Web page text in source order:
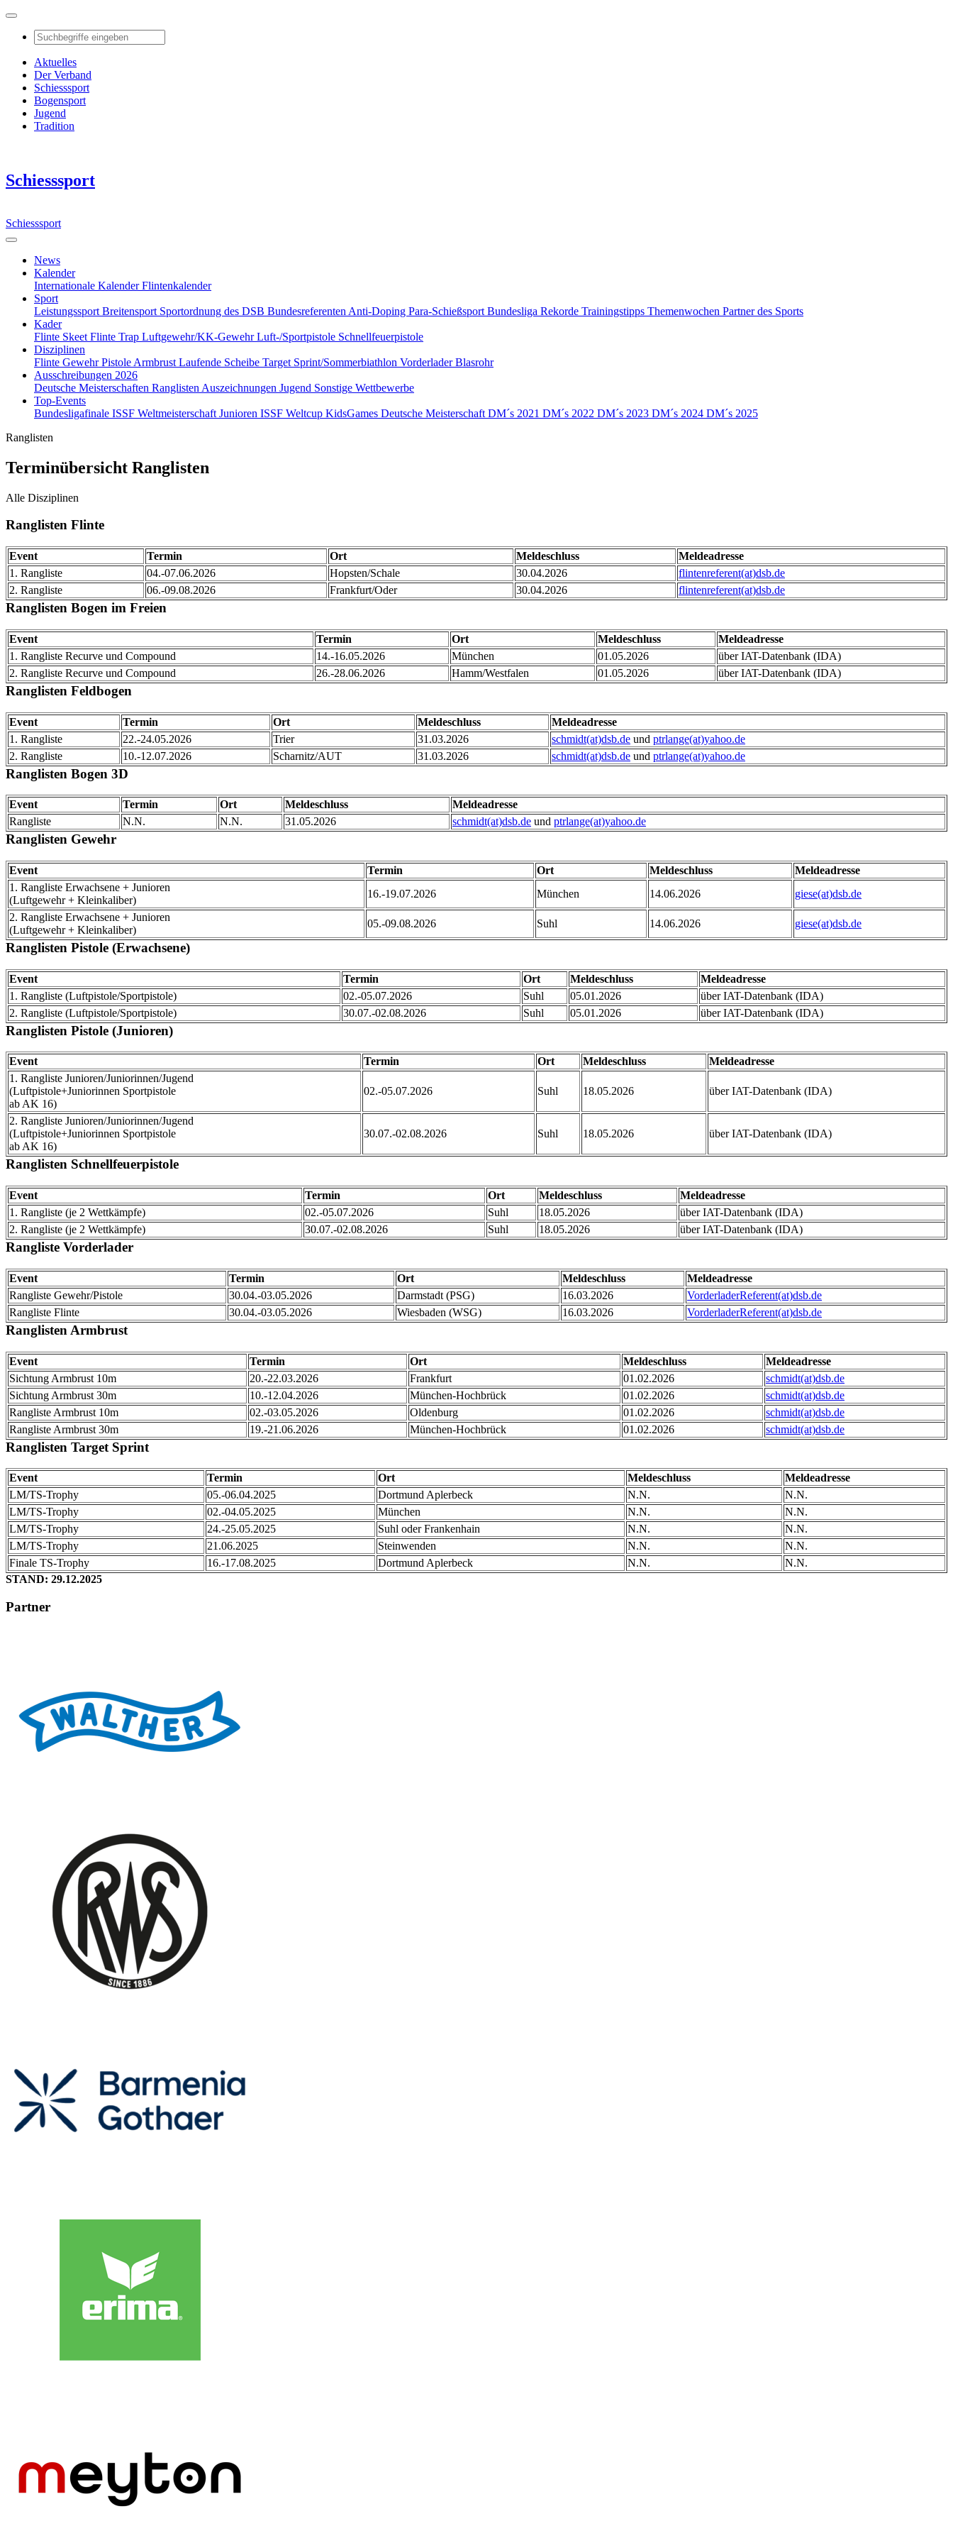
Aktuelles
Der Verband
Schiesssport
Bogensport
Jugend
Tradition
Schiesssport
Schiesssport
News
Kalender
Internationale KalenderFlintenkalender
Sport
Leistungssport Breitensport Sportordnung des DSB Bundesreferenten Anti-Doping Para-Schießsport Bundesliga Rekorde Trainingstipps Themenwochen Partner des Sports
Kader
Flinte Skeet Flinte Trap Luftgewehr/KK-GewehrLuft-/Sportpistole Schnellfeuerpistole
Disziplinen
Flinte GewehrPistole Armbrust Laufende Scheibe Target Sprint/Sommerbiathlon VorderladerBlasrohr
Ausschreibungen 2026
Deutsche Meisterschaften Ranglisten Auszeichnungen Jugend Sonstige Wettbewerbe
Top-Events
Bundesligafinale ISSF Weltmeisterschaft Junioren ISSF Weltcup KidsGames Deutsche Meisterschaft DM´s 2021 DM´s 2022 DM´s 2023 DM´s 2024 DM´s 2025
Ranglisten
Terminübersicht Ranglisten
Alle Disziplinen
Ranglisten Flinte
Event Termin Ort Meldeschluss
Meldeadresse
1. Rangliste
04.-07.06.2026 Hopsten/Schale 30.04.2026
flintenreferent(at)dsb.de
2. Rangliste
06.-09.08.2026 Frankfurt/Oder 30.04.2026 flintenreferent(at)dsb.de
Ranglisten Bogen im Freien
Event Termin Ort Meldeschluss
Meldeadresse
1. Rangliste Recurve und Compound
14.-16.05.2026 München 01.05.2026
über IAT-Datenbank (IDA)
2. Rangliste Recurve und Compound
26.-28.06.2026 Hamm/Westfalen 01.05.2026 über IAT-Datenbank (IDA)
Ranglisten Feldbogen
Event Termin Ort Meldeschluss
Meldeadresse
1. Rangliste
22.-24.05.2026 Trier 31.03.2026 schmidt(at)dsb.de und ptrlange(at)yahoo.de
2. Rangliste
10.-12.07.2026 Scharnitz/AUT 31.03.2026 schmidt(at)dsb.de und ptrlange(at)yahoo.de
Ranglisten Bogen 3D
Event Termin Ort Meldeschluss
Meldeadresse
Rangliste
N.N. N.N. 31.05.2026 schmidt(at)dsb.de und ptrlange(at)yahoo.de
Ranglisten Gewehr
Event Termin Ort Meldeschluss
Meldeadresse
1. Rangliste Erwachsene + Junioren
(Luftgewehr + Kleinkaliber)
16.-19.07.2026 München 14.06.2026
giese(at)dsb.de
2. Rangliste Erwachsene + Junioren
(Luftgewehr + Kleinkaliber)
05.-09.08.2026 Suhl 14.06.2026 giese(at)dsb.de
Ranglisten Pistole (Erwachsene)
Event Termin Ort Meldeschluss
Meldeadresse
1. Rangliste (Luftpistole/Sportpistole)
02.-05.07.2026 Suhl 05.01.2026
über IAT-Datenbank (IDA)
2. Rangliste (Luftpistole/Sportpistole)
30.07.-02.08.2026 Suhl 05.01.2026 über IAT-Datenbank (IDA)
Ranglisten Pistole (Junioren)
Event Termin Ort Meldeschluss
Meldeadresse
1. Rangliste Junioren/Juniorinnen/Jugend
(Luftpistole+Juniorinnen Sportpistole
ab AK 16)
02.-05.07.2026 Suhl 18.05.2026 über IAT-Datenbank (IDA)
2. Rangliste Junioren/Juniorinnen/Jugend
(Luftpistole+Juniorinnen Sportpistole
ab AK 16)
30.07.-02.08.2026 Suhl 18.05.2026 über IAT-Datenbank (IDA)
Ranglisten Schnellfeuerpistole
Event Termin Ort Meldeschluss
Meldeadresse
1. Rangliste (je 2 Wettkämpfe)
02.-05.07.2026 Suhl 18.05.2026
über IAT-Datenbank (IDA)
2. Rangliste (je 2 Wettkämpfe)
30.07.-02.08.2026 Suhl 18.05.2026 über IAT-Datenbank (IDA)
Rangliste Vorderlader
Event Termin Ort Meldeschluss
Meldeadresse
Rangliste Gewehr/Pistole
30.04.-03.05.2026 Darmstadt (PSG) 16.03.2026
VorderladerReferent(at)dsb.de
Rangliste Flinte
30.04.-03.05.2026 Wiesbaden (WSG) 16.03.2026 VorderladerReferent(at)dsb.de
Ranglisten Armbrust
Event Termin Ort Meldeschluss
Meldeadresse
Sichtung Armbrust 10m
20.-22.03.2026 Frankfurt 01.02.2026
schmidt(at)dsb.de
Sichtung Armbrust 30m
10.-12.04.2026 München-Hochbrück 01.02.2026
schmidt(at)dsb.de
Rangliste Armbrust 10m
02.-03.05.2026 Oldenburg 01.02.2026
schmidt(at)dsb.de
Rangliste Armbrust 30m
19.-21.06.2026 München-Hochbrück 01.02.2026 schmidt(at)dsb.de
Ranglisten Target Sprint
Event Termin Ort Meldeschluss
Meldeadresse
LM/TS-Trophy
05.-06.04.2025 Dortmund Aplerbeck N.N.
N.N.
LM/TS-Trophy
02.-04.05.2025 München N.N.
N.N.
LM/TS-Trophy
24.-25.05.2025 Suhl oder Frankenhain N.N.
N.N.
LM/TS-Trophy
21.06.2025 Steinwenden N.N.
N.N.
Finale TS-Trophy
16.-17.08.2025 Dortmund Aplerbeck N.N.
N.N.
STAND: 29.12.2025
Partner